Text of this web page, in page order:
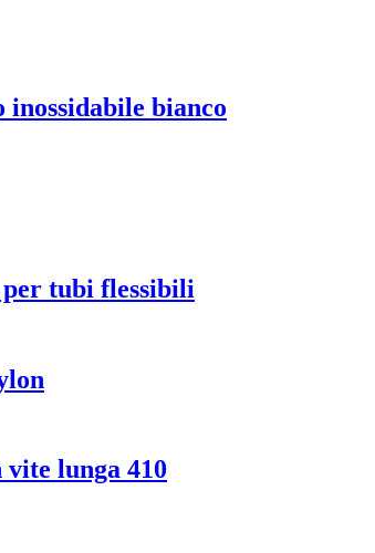
inossidabile bianco
per tubi flessibili
lunga 410